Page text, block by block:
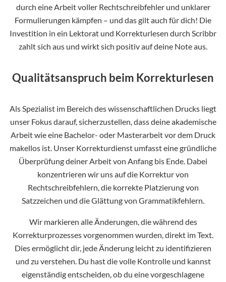
durch eine Arbeit voller Rechtschreibfehler und unklarer
Formulierungen kämpfen – und das gilt auch für dich! Die
Investition in ein Lektorat und Korrekturlesen durch Scribbr
zahlt sich aus und wirkt sich positiv auf deine Note aus.
Qualitätsanspruch beim Korrekturlesen
Als Spezialist im Bereich des wissenschaftlichen Drucks liegt
unser Fokus darauf, sicherzustellen, dass deine akademische
Arbeit wie eine Bachelor- oder Masterarbeit vor dem Druck
makellos ist. Unser Korrekturdienst umfasst eine gründliche
Überprüfung deiner Arbeit von Anfang bis Ende. Dabei
konzentrieren wir uns auf die Korrektur von
Rechtschreibfehlern, die korrekte Platzierung von
Satzzeichen und die Glättung von Grammatikfehlern.
Wir markieren alle Änderungen, die während des
Korrekturprozesses vorgenommen wurden, direkt im Text.
Dies ermöglicht dir, jede Änderung leicht zu identifizieren
und zu verstehen. Du hast die volle Kontrolle und kannst
eigenständig entscheiden, ob du eine vorgeschlagene